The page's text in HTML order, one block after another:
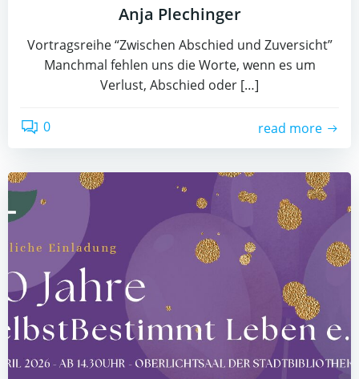
Anja Plechinger
Vortragsreihe “Zwischen Abschied und Zuversicht”
Manchmal fehlen uns die Worte, wenn es um
Verlust, Abschied oder […]
0 read more